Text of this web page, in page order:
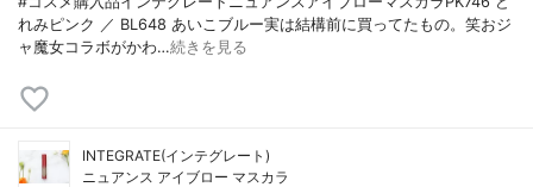
れみピンク ／ BL648 あいこブルー実は結構前に買ってたもの。笑おジ
ャ魔女コラボがかわ…続きを見る
INTEGRATE(インテグレート)
ニュアンス アイブロー マスカラ